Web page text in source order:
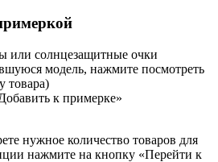
или солнцезащитные очки
модель, нажмите посмотреть
товара)
к примерке»
нужное количество товаров для
нажмите на кнопку «Перейти к